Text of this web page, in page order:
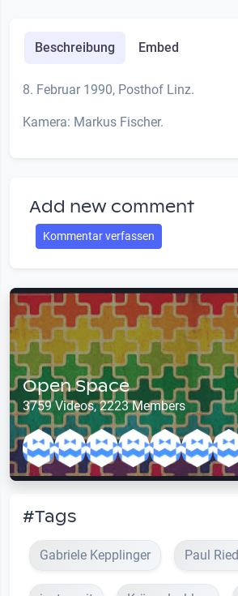
Beschreibung Embed
8. Februar 1990, Posthof Linz.
Kamera: Markus Fischer.
Add new comment
Kommentar verfassen
Open Space
3759 Videos, 2223 Members
#Tags
Gabriele Kepplinger Paul Riedl